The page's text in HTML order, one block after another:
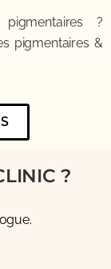
?
pigmentaires &
?